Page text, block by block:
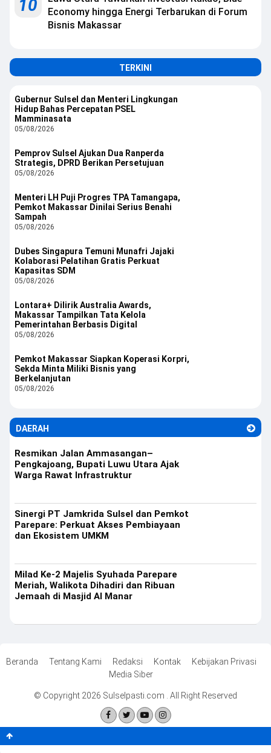
10
Economy hingga Energi Terbarukan di Forum
Bisnis Makassar
TERKINI
Gubernur Sulsel dan Menteri Lingkungan
Hidup Bahas Percepatan PSEL
Mamminasata
05/08/2026
Pemprov Sulsel Ajukan Dua Ranperda
Strategis, DPRD Berikan Persetujuan
05/08/2026
Menteri LH Puji Progres TPA Tamangapa,
Pemkot Makassar Dinilai Serius Benahi
Sampah
05/08/2026
Dubes Singapura Temuni Munafri Jajaki
Kolaborasi Pelatihan Gratis Perkuat
Kapasitas SDM
05/08/2026
Lontara+ Dilirik Australia Awards,
Makassar Tampilkan Tata Kelola
Pemerintahan Berbasis Digital
05/08/2026
Pemkot Makassar Siapkan Koperasi Korpri,
Sekda Minta Miliki Bisnis yang
Berkelanjutan
05/08/2026
DAERAH
Resmikan Jalan Ammasangan–
Pengkajoang, Bupati Luwu Utara Ajak
Warga Rawat Infrastruktur
Sinergi PT Jamkrida Sulsel dan Pemkot
Parepare: Perkuat Akses Pembiayaan
dan Ekosistem UMKM
Milad Ke-2 Majelis Syuhada Parepare
Meriah, Walikota Dihadiri dan Ribuan
Jemaah di Masjid Al Manar
Beranda Tentang Kami Redaksi Kontak
Kebijakan Privasi
Media Siber
© Copyright 2026 Sulselpasti.com . All Right Reserved